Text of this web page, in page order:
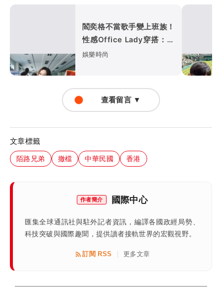
閻奕格不當歌手變上班族！
性感Office Lady穿搭：不
後悔選擇
娛樂時尚
查看留言 ▼
文章標籤
陌路兄弟 撤檔 中華民國 香港
作者簡介 國際中心
匯集全球通訊社與駐外記者資訊，編譯各國政經局勢、
科技突破與國際趣聞，提供讀者接軌世界的宏觀視野。
訂閱 RSS 更多文章